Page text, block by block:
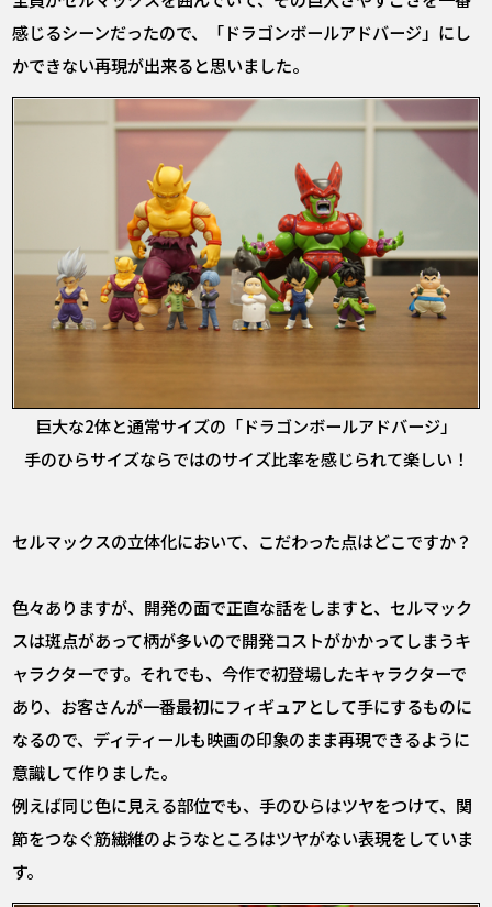
感じるシーンだったので、「ドラゴンボールアドバージ」にし
かできない再現が出来ると思いました。
巨大な2体と通常サイズの「ドラゴンボールアドバージ」
手のひらサイズならではのサイズ比率を感じられて楽しい！
――セルマックスの立体化において、こだわった点はどこですか？
色々ありますが、開発の面で正直な話をしますと、セルマック
スは斑点があって柄が多いので開発コストがかかってしまうキ
ャラクターです。それでも、今作で初登場したキャラクターで
あり、お客さんが一番最初にフィギュアとして手にするものに
なるので、ディティールも映画の印象のまま再現できるように
意識して作りました。
例えば同じ色に見える部位でも、手のひらはツヤをつけて、関
節をつなぐ筋繊維のようなところはツヤがない表現をしていま
す。